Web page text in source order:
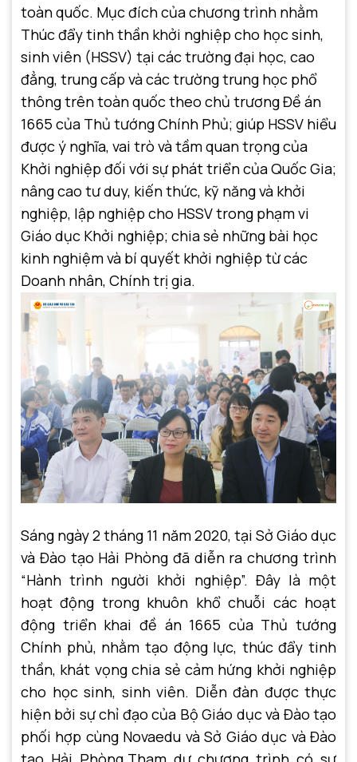
toàn quốc. Mục đích của chương trình nhằm
Thúc đẩy tinh thần khởi nghiệp cho học sinh,
sinh viên (HSSV) tại các trường đại học, cao
đẳng, trung cấp và các trường trung học phổ
thông trên toàn quốc theo chủ trương Đề án
1665 của Thủ tướng Chính Phủ; giúp HSSV hiểu
được ý nghĩa, vai trò và tầm quan trọng của
Khởi nghiệp đối với sự phát triển của Quốc Gia;
nâng cao tư duy, kiến thức, kỹ năng và khởi
nghiệp, lập nghiệp cho HSSV trong phạm vi
Giáo dục Khởi nghiệp; chia sẻ những bài học
kinh nghiệm và bí quyết khởi nghiệp từ các
Doanh nhân, Chính trị gia.
Sáng ngày 2 tháng 11 năm 2020, tại Sở Giáo dục
và Đào tạo Hải Phòng đã diễn ra chương trình
“Hành trình người khởi nghiệp”. Đây là một
hoạt động trong khuôn khổ chuỗi các hoạt
động triển khai đề án 1665 của Thủ tướng
Chính phủ, nhằm tạo động lực, thúc đẩy tinh
thần, khát vọng chia sẻ cảm hứng khởi nghiệp
cho học sinh, sinh viên. Diễn đàn được thực
hiện bởi sự chỉ đạo của Bộ Giáo dục và Đào tạo
phối hợp cùng Novaedu và Sở Giáo dục và Đào